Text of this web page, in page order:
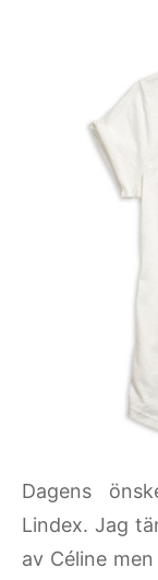
Dagens
Lindex. Jag
av Céline